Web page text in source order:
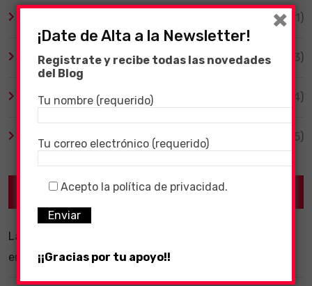
(1)
TV y Series (3)
Videojuegos (204)
Virales (55)
Recent Posts
La importancia de un software ERP dentro de una
empresa
¡Date de Alta a la Newsletter!
Registrate y recibe todas las novedades
del Blog
Tu nombre (requerido)
Tu correo electrónico (requerido)
Acepto la política de privacidad.
¡¡Gracias por tu apoyo!!
×